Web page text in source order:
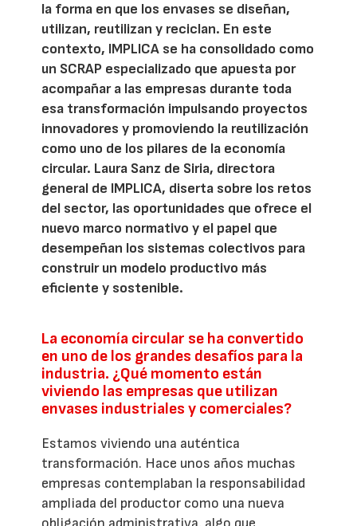
la forma en que los envases se diseñan,
utilizan, reutilizan y reciclan. En este
contexto, IMPLICA se ha consolidado como
un SCRAP especializado que apuesta por
acompañar a las empresas durante toda
esa transformación impulsando proyectos
innovadores y promoviendo la reutilización
como uno de los pilares de la economía
circular. Laura Sanz de Siria, directora
general de IMPLICA, diserta sobre los retos
del sector, las oportunidades que ofrece el
nuevo marco normativo y el papel que
desempeñan los sistemas colectivos para
construir un modelo productivo más
eficiente y sostenible.
La economía circular se ha convertido
en uno de los grandes desafíos para la
industria. ¿Qué momento están
viviendo las empresas que utilizan
envases industriales y comerciales?
Estamos viviendo una auténtica
transformación. Hace unos años muchas
empresas contemplaban la responsabilidad
ampliada del productor como una nueva